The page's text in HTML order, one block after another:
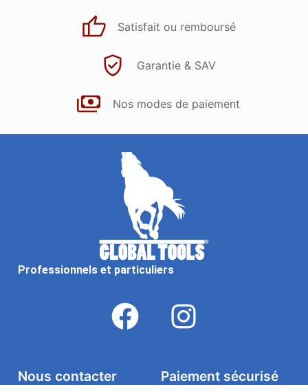
Satisfait ou remboursé
Garantie & SAV
Nos modes de paiement
Professionnels et particuliers
Paiement sécurisé
Nous contacter